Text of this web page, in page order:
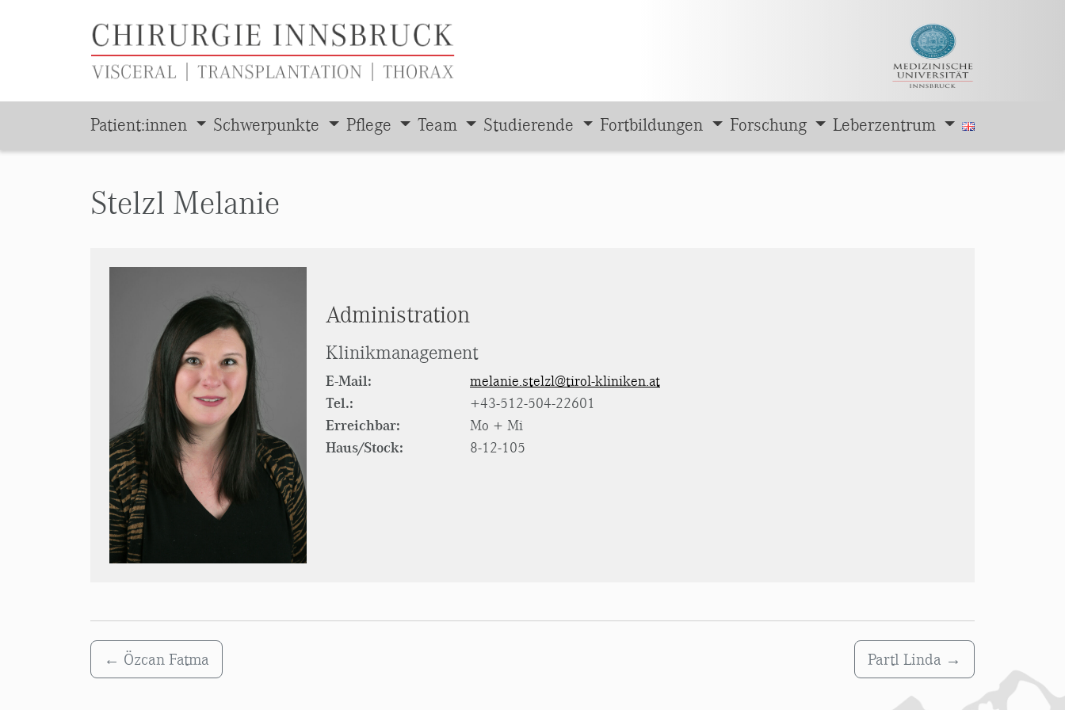
Zum Hauptinhalt springen
Patient:innen Schwerpunkte Pflege Team Studierende Fortbildungen Forschung Leberzentrum
Stelzl Melanie
Administration
Klinikmanagement
E-Mail: melanie.stelzl@tirol-kliniken.at
Tel.: +43-512-504-22601
Erreichbar: Mo + Mi
Haus/Stock: 8-12-105
← Özcan Fatma Partl Linda →